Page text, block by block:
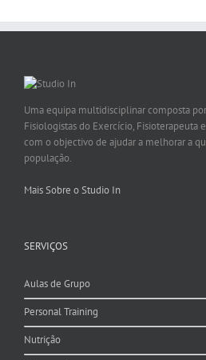
Uma equipa multidisciplinar composta
Fisiologistas do Exercício, Fisioterapeuta
com o objectivo de ajudar a melhorar a
população.
Mais Sobre o Studio In
SERVIÇOS
Aulas de Grupo
Personal Training
Nutrição